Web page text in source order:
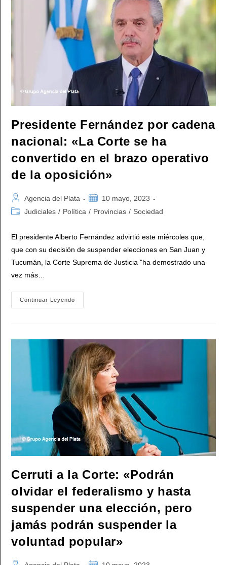
Vitalicios»
De
La
Corte:
«Ningún
Porteño
Indicar
Quién
A
Ser
Nuestro
Presidente Fernández por cadena
nacional: «La Corte se ha
convertido en el brazo operativo
de la oposición»
Autor
de
Agencia del Plata
Publicación
de
10 mayo, 2023
Categoría
entrada:
Judiciales / Política / Provincias / Sociedad
El presidente Alberto Fernández advirtió este miércoles que,
que con su decisión de suspender elecciones en San Juan y
Tucumán, la Corte Suprema de Justicia "ha demostrado una
vez más…
Continuar Leyendo
Fernández
Corte
Se
Ha
Convertido
En
El
Brazo
Operativo
De
La
Oposición»
Cerruti a la Corte: «Podrán
olvidar el federalismo y hasta
suspender una elección, pero
jamás podrán suspender la
voluntad popular»